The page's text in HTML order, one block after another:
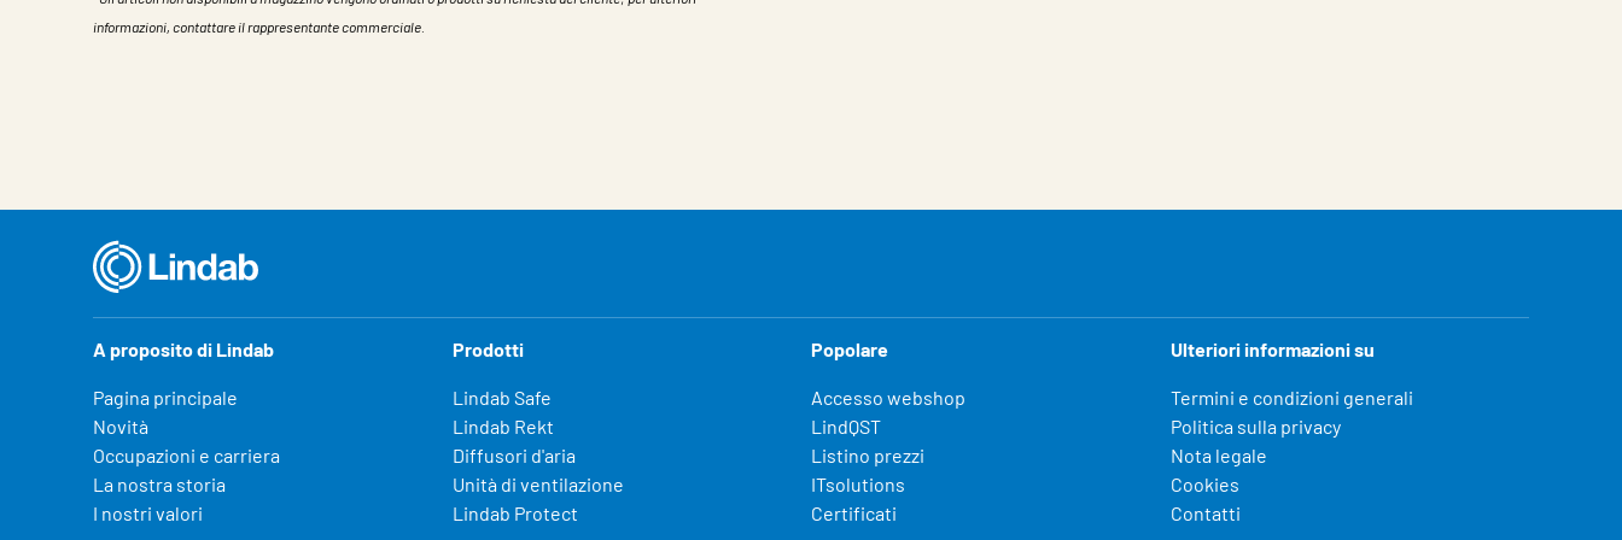
informazioni, contattare il rappresentante commerciale.
A proposito di Lindab
Pagina principale
Novità
Occupazioni e carriera
La nostra storia
I nostri valori
Prodotti
Lindab Safe
Lindab Rekt
Diffusori d'aria
Unità di ventilazione
Lindab Protect
Popolare
Accesso webshop
LindQST
Listino prezzi
ITsolutions
Certificati
Ulteriori informazioni su
Termini e condizioni generali
Politica sulla privacy
Nota legale
Cookies
Contatti